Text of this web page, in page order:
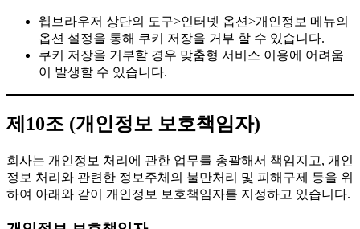
웹브라우저 상단의 도구>인터넷 옵션>개인정보 메뉴의
옵션 설정을 통해 쿠키 저장을 거부 할 수 있습니다.
쿠키 저장을 거부할 경우 맞춤형 서비스 이용에 어려움
이 발생할 수 있습니다.
제10조 (개인정보 보호책임자)
회사는 개인정보 처리에 관한 업무를 총괄해서 책임지고, 개인
정보 처리와 관련한 정보주체의 불만처리 및 피해구제 등을 위
하여 아래와 같이 개인정보 보호책임자를 지정하고 있습니다.